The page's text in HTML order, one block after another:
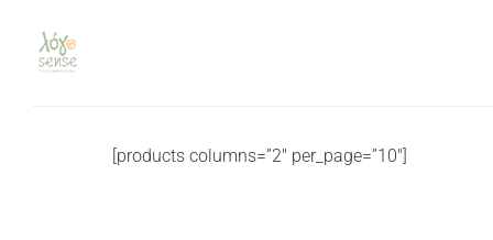
[products columns=”2″ per_page=”10″]